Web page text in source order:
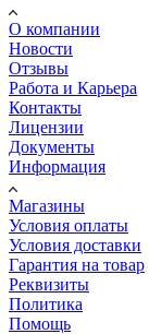
О компании
Новости
Отзывы
Работа и Карьера
Контакты
Лицензии
Документы
Информация
Магазины
Условия оплаты
Условия доставки
Гарантия на товар
Реквизиты
Политика
Помощь